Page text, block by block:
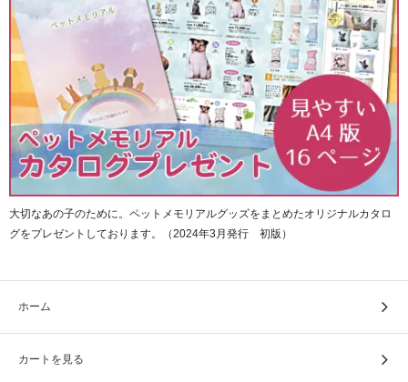
ビニール製の掛軸入れが付いています。
大切なあの子のために。ペットメモリアルグッズをまとめたオリジナルカタロ
グをプレゼントしております。（2024年3月発行 初版）
ホーム
カートを見る